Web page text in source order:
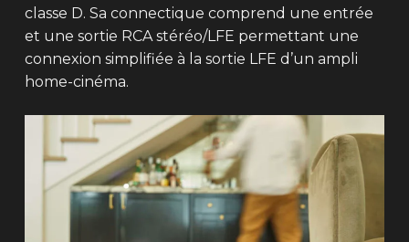
classe D. Sa connectique comprend une entrée
et une sortie RCA stéréo/LFE permettant une
connexion simplifiée à la sortie LFE d’un ampli
home-cinéma.